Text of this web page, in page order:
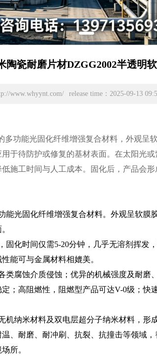
陶瓷耐磨片材DZGG2002半透明
www.whyynt.com/ release time：2025-09-13
功能光固化纤维增强复合材料，外观
于待防护或修复的基材表面。在太阳光
施工时间与人工成本。固化后，产品会
光固化纤维增强复合材料。外观呈软
化时间仅需5-20分钟，几乎无溶剂挥
能可与金属材料相媲美。
腐蚀介质侵蚀；优异的机械强度及耐
；高阻燃性，阻燃型产品可达V-0级；
纳米材料及双电层超分子纳米材料，
、耐磨、耐冲刷、抗裂、抗撞击等领域
所。